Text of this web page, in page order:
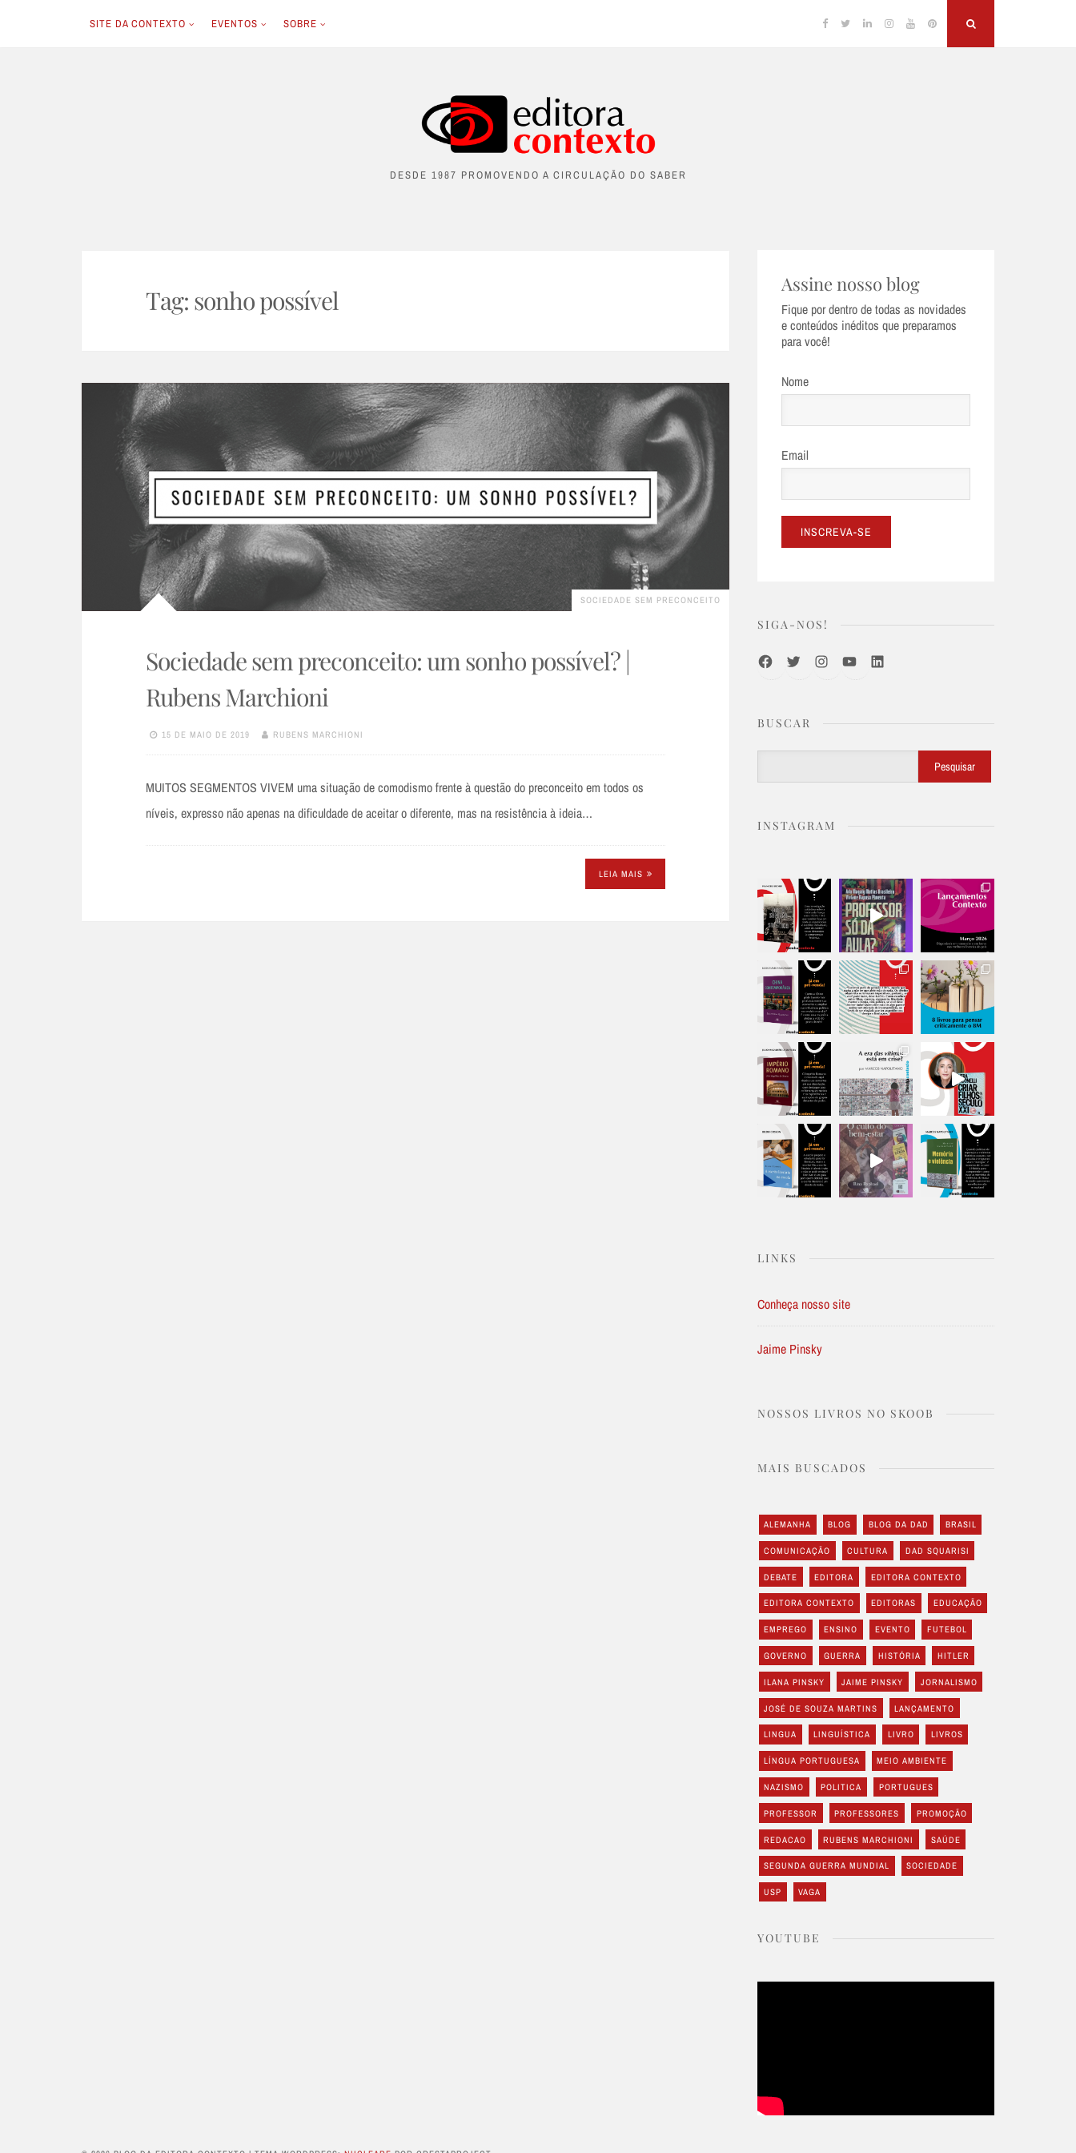
SITE DA CONTEXTO EVENTOS SOBRE Facebook
TwitterLinkedinInstagram
YouTubePinterest
DESDE 1987 PROMOVENDO A CIRCULAÇÃO DO SABER
Tag: sonho possível
SOCIEDADE SEM PRECONCEITO
Sociedade sem preconceito: um sonho possível? |
Rubens Marchioni
15 DE MAIO DE 2019 RUBENS MARCHIONI
MUITOS SEGMENTOS VIVEM uma situação de comodismo frente à questão do preconceito em todos os
níveis, expresso não apenas na dificuldade de aceitar o diferente, mas na resistência à ideia…
LEIA MAIS
Assine nosso blog
Fique por dentro de todas as novidades
e conteúdos inéditos que preparamos
para você!
Nome
Email
SIGA-NOS!
FacebookTwitterInstagramYoutubeLinkedIn
BUSCAR
Pesquisar
INSTAGRAM
LINKS
Conheça nosso site
Jaime Pinsky
NOSSOS LIVROS NO SKOOB
MAIS BUSCADOS
ALEMANHA BLOG BLOG DA DAD BRASIL
COMUNICAÇÃO CULTURA DAD SQUARISI
DEBATE EDITORA EDITORA CONTEXTO
EDITORA CONTEXTO EDITORAS EDUCAÇÃO
EMPREGO ENSINO EVENTO FUTEBOL
GOVERNO GUERRA HISTÓRIA HITLER
ILANA PINSKY JAIME PINSKY JORNALISMO
JOSÉ DE SOUZA MARTINS LANÇAMENTO
LINGUA LINGUÍSTICA LIVRO LIVROS
LÍNGUA PORTUGUESA MEIO AMBIENTE
NAZISMO POLITICA PORTUGUES
PROFESSOR PROFESSORES PROMOÇÃO
REDACAO RUBENS MARCHIONI SAÚDE
SEGUNDA GUERRA MUNDIAL SOCIEDADE
USP VAGA
YOUTUBE